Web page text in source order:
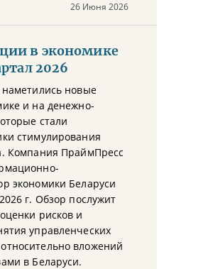
26 Июня 2026
в экономике
2026
новые
и на денежно-
стали
стимулирования
Компания ПраймПресс
экономики Беларуси
г. Обзор послужит
рисков и
управленческих
вложений
в Беларуси.